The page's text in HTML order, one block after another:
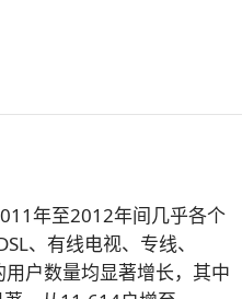
年至2012年间几乎各个
、有线电视、专线、
户数量均显著增长，其中